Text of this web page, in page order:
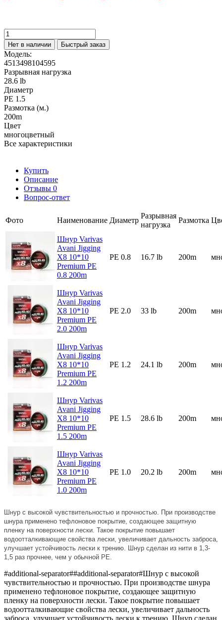
Нет в наличии Быстрый заказ
Модель:
4513498104595
Разрывная нагрузка
28.6 lb
Диаметр
PE 1.5
Размотка (м.)
200m
Цвет
многоцветный
Все характеристики
Купить
Описание
Отзывы 0
Вопрос-ответ
Фото Наименование Диаметр
Разрывная
нагрузка
Размотка
Шнур Varivas
Avani Jigging
X8 10*10
Premium PE
0.8 200m
PE 0.8 16.7 lb 200m
Шнур Varivas
Avani Jigging
X8 10*10
Premium PE
2.0 200m
PE 2.0 33 lb 200m
Шнур Varivas
Avani Jigging
X8 10*10
Premium PE
1.2 200m
PE 1.2 24.1 lb 200m
Шнур Varivas
Avani Jigging
X8 10*10
Premium PE
1.5 200m
PE 1.5 28.6 lb 200m
Шнур Varivas
Avani Jigging
X8 10*10
Premium PE
1.0 200m
PE 1.0 20.2 lb 200m
Шнур с высокой чувствительностью и прочностью. При производстве
шнура применено тефлоновое покрытие, создающее защитную
пленку на поверхности лески. Такое покрытие повышает
водоотталкивающие свойства лески, увеличивает дальность заброса,
улучшает устойчивость лески к трению. Шнур сделан из нити в 1,3-
1,5 раз прочнее, чем у обычной РЕ.
#additional-separator##additional-separator#Шнур с высокой
чувствительностью и прочностью. При производстве шнура
применено тефлоновое покрытие, создающее защитную
пленку на поверхности лески. Такое покрытие повышает
водоотталкивающие свойства лески, увеличивает дальность
заброса, улучшает устойчивость лески к трению. Шнур сделан